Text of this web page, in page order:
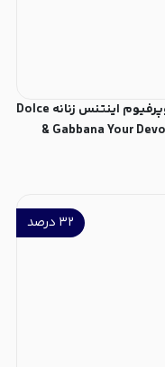
عطر ادکلن دولچه اند گابانا یور دووشن ادوپرفیوم اینتنس زنانه Dolce
& Gabbana Your
۳۲ درصد